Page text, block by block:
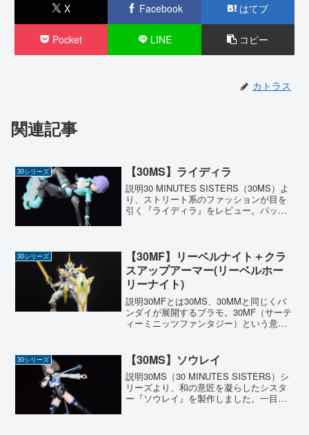
X Facebook はてブ
Pocket LINE コピー
カトラス
関連記事
30シリーズ 【30MS】ライディラ
説明30 MINUTES SISTERS（30MS）よ
り、ストリート系のファッションが目を
引く『ライディラ』をレビュー。パッケ
バッチ...
30シリーズ
【30MF】リーベルナイト＋クラ
スアップアーマー(リーベルホー
リーナイト)
説明30MFとは30MS、30MMと同じくバ
ンダイが展開するプラモ。30MF（サーテ
ィーミニッツファンタジー）という意味
険者を組み上げる楽しさが詰まっていま
す。今回は基...
30シリーズ 【30MS】ソウレイ
説明30MS（30 MINUTES SISTERS）シ
リーズより、和の意匠を凝らしたシスタ
ー『ソウレイ』を製作しました。一目見